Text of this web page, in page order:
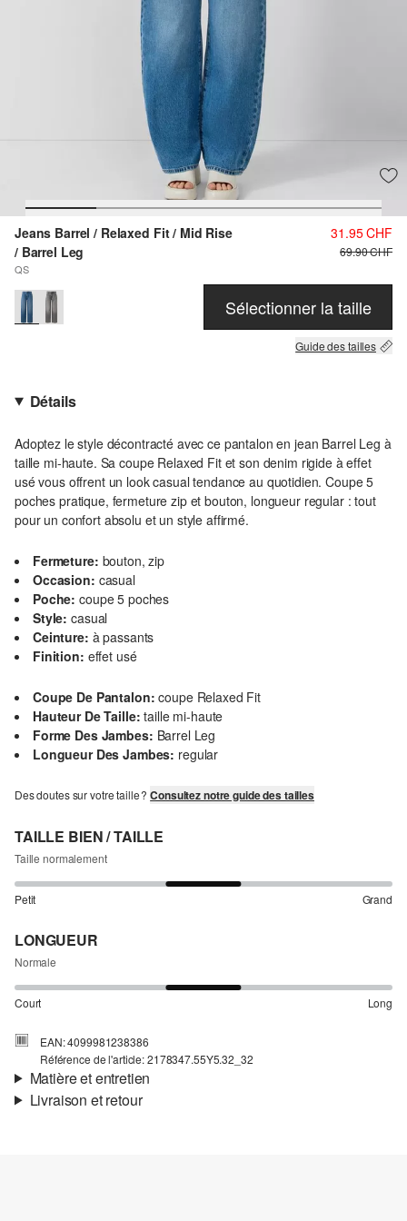
Jeans Barrel / Relaxed Fit / Mid Rise
/ Barrel Leg
QS
31.95 CHF
69.90 CHF
Sélectionner la taille
Guide des tailles
Détails
Adoptez le style décontracté avec ce pantalon en jean Barrel Leg à
taille mi-haute. Sa coupe Relaxed Fit et son denim rigide à effet
usé vous offrent un look casual tendance au quotidien. Coupe 5
poches pratique, fermeture zip et bouton, longueur regular : tout
pour un confort absolu et un style affirmé.
Fermeture: bouton, zip
Occasion: casual
Poche: coupe 5 poches
Style: casual
Ceinture: à passants
Finition: effet usé
Coupe De Pantalon: coupe Relaxed Fit
Hauteur De Taille: taille mi-haute
Forme Des Jambes: Barrel Leg
Longueur Des Jambes: regular
Des doutes sur votre taille ?Consultez notre guide des tailles
TAILLE BIEN / TAILLE
Taille normalement
Petit Grand
LONGUEUR
Normale
Court Long
EAN: 4099981238386
Référence de l'article: 2178347.55Y5.32_32
Matière et entretien
Livraison et retour